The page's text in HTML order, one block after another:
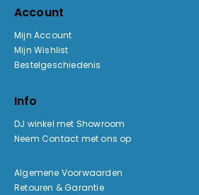
Account
Mijn Account
Mijn Wishlist
Bestelgeschiedenis
Info
DJ winkel met Showroom
Neem Contact met ons op
Algemene Voorwaarden
Retouren & Garantie